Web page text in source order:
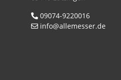
09074-9220016
info@allemesser.de